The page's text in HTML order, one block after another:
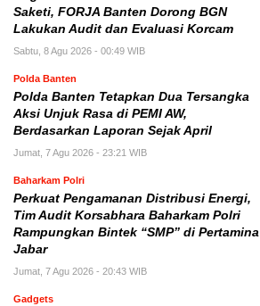
Saketi, FORJA Banten Dorong BGN
Lakukan Audit dan Evaluasi Korcam
Sabtu, 8 Agu 2026 - 00:49 WIB
Polda Banten
Polda Banten Tetapkan Dua Tersangka
Aksi Unjuk Rasa di PEMI AW,
Berdasarkan Laporan Sejak April
Jumat, 7 Agu 2026 - 23:21 WIB
Baharkam Polri
Perkuat Pengamanan Distribusi Energi,
Tim Audit Korsabhara Baharkam Polri
Rampungkan Bintek “SMP” di Pertamina
Jabar
Jumat, 7 Agu 2026 - 20:43 WIB
Gadgets